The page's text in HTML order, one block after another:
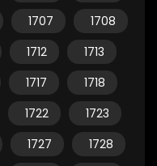
1707
1708
1712
1713
1717
1718
1722
1723
1727
1728